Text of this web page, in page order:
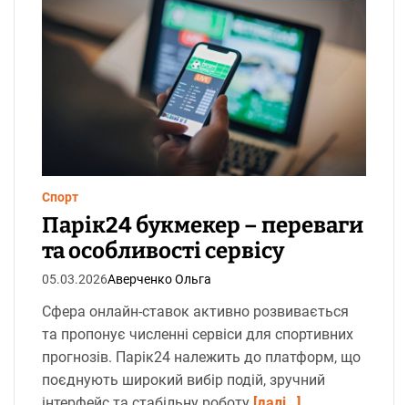
і
є
н
т
о
в
й
ч
а
с
ч
н
н
Спорт
Парік24 букмекер – переваги
та особливості сервісу
05.03.2026Аверченко Ольга
Сфера онлайн-ставок активно розвивається
та пропонує численні сервіси для спортивних
прогнозів. Парік24 належить до платформ, що
поєднують широкий вибір подій, зручний